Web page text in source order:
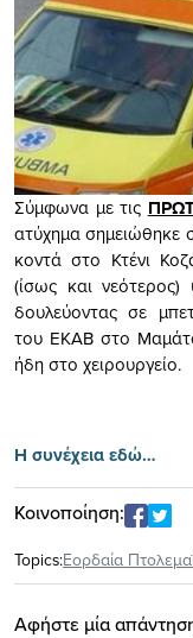
Σύμφωνα με τις
ατύχημα σημειώθηκε
κοντά στο Κτένι
(ίσως και
δουλεύοντας σε
του ΕΚΑΒ στο
ήδη στο χειρουργείο.
Η συνέχεια εδώ…
Κοινοποίηση:
Topics:Εορδαία
Αφήστε μία